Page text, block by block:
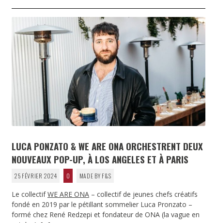
LUCA PONZATO & WE ARE ONA ORCHESTRENT DEUX
NOUVEAUX POP-UP, À LOS ANGELES ET À PARIS
25 FÉVRIER 2024 0 MADE BY F&S
Le collectifWE ARE ONA – collectif de jeunes chefs créatifs
fondé en 2019 par le pétillant sommelier Luca Pronzato –
formé chez René Redzepi et fondateur de ONA (la vague en